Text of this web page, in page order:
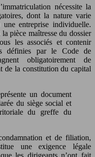
nécessite la
dont la nature varie
entreprise individuelle.
pièce maîtresse du dossier
les associés et contenir
définies par le Code de
obligatoirement de
de la constitution du capital
un document
du siège social et
du greffe du
et de filiation,
une exigence légale
les dirigeants n’ont fait